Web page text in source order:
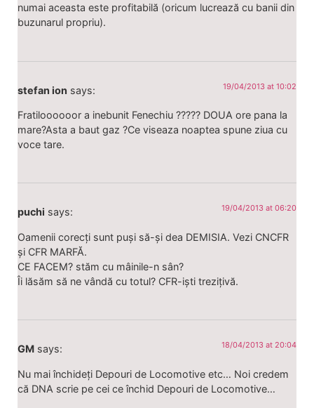
numai aceasta este profitabilă (oricum lucrează cu banii din
buzunarul propriu).
stefan ion says: 19/04/2013 at 10:02
Fratiloooooor a inebunit Fenechiu ????? DOUA ore pana la
mare?Asta a baut gaz ?Ce viseaza noaptea spune ziua cu
voce tare.
puchi says: 19/04/2013 at 06:20
Oamenii corecți sunt puși să-și dea DEMISIA. Vezi CNCFR
și CFR MARFĂ.
CE FACEM? stăm cu mâinile-n sân?
Îi lăsăm să ne vândă cu totul? CFR-iști trezițivă.
GM says: 18/04/2013 at 20:04
Nu mai închideți Depouri de Locomotive etc… Noi credem
că DNA scrie pe cei ce închid Depouri de Locomotive…